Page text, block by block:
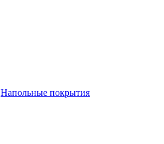
Напольные покрытия